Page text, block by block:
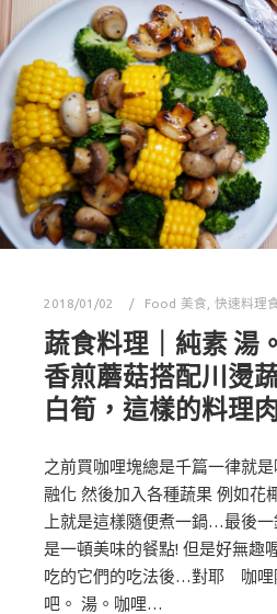
2018/01/02 Food 美食 快速料理
蔬食料理｜純素 湯
香煎蘑菇搭配川燙
白筍，這樣的料理
之前買咖哩塊總是千篇一律就
融化 然後加入各種蔬果 例如花
上就是這樣隨便煮一鍋…最後
是一頓美味的餐點! 但是好無趣
吃的它們的吃法後…對耶 咖哩
吧。 湯。咖哩…